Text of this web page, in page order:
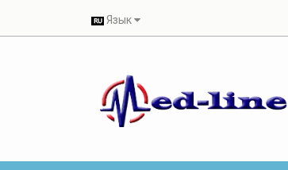
Язык